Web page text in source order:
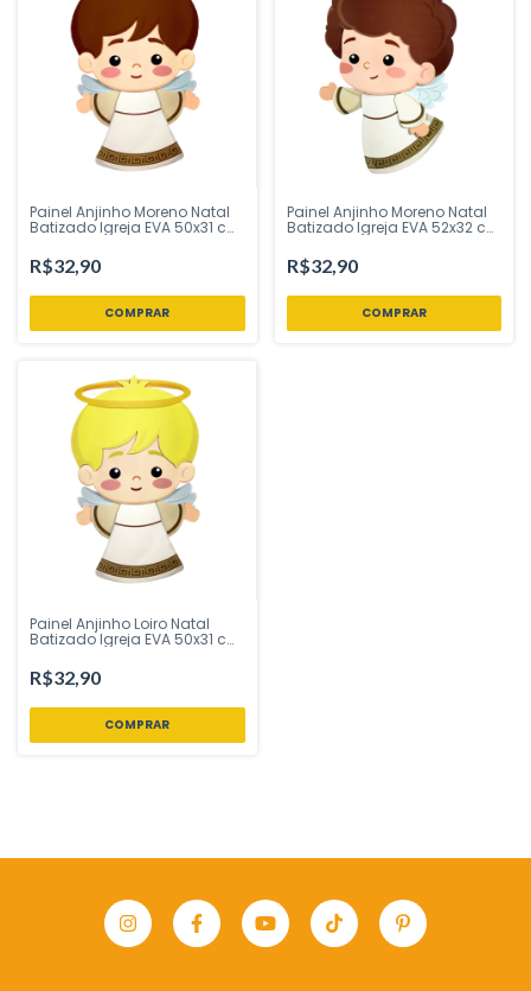
Painel Anjinho Moreno Natal
Batizado Igreja EVA 50x31 cm
R$32,90
Painel Anjinho Moreno Natal
Batizado Igreja EVA 52x32 cm
R$32,90
Painel Anjinho Loiro Natal
Batizado Igreja EVA 50x31 cm
R$32,90